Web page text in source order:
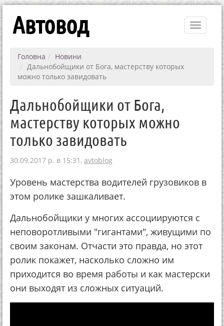
Toggle
Автовод
Головна
Новини
Дальнобойщики от Бога, мастерству которых
можно только завидовать
Дальнобойщики от Бога,
мастерству которых можно
только завидовать
30.09.2017 р. в 15:31, avtoblog
Уровень мастерства водителей грузовиков в
этом ролике зашкаливает.
Дальнобойщики у многих ассоциируются с
неповоротливыми "гигантами", живущими по
своим законам. Отчасти это правда, но этот
ролик покажет, насколько сложно им
приходится во время работы и как мастерски
они выходят из сложных ситуаций.